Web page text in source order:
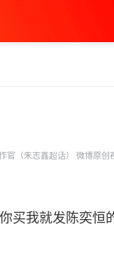
官（朱志鑫超话） 微博原创
买我就发陈奕